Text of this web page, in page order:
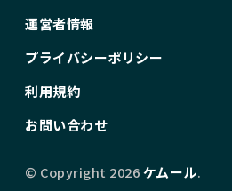
運営者情報
プライバシーポリシー
利用規約
お問い合わせ
© Copyright 2026ケムール.